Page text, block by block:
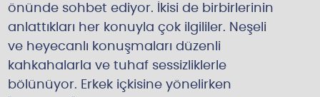
n
!
önünde sohbet ediyor. İkisi de birbirlerinin
anlattıkları her konuyla çok ilgililer. Neşeli
ve heyecanlı konuşmaları düzenli
kahkahalarla ve tuhaf sessizliklerle
bölünüyor. Erkek içkisine yönelirken